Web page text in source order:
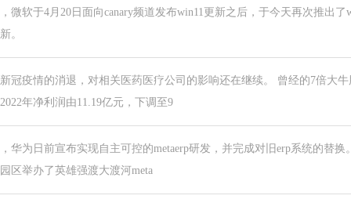
，微软于4月20日面向canary频道发布win11更新之后，于今天再次推出了
新。
新冠疫情的消退，对相关医药医疗公司的影响还在继续。 曾经的7倍大
2022年净利润由11.19亿元，下调至9
，华为日前宣布实现自主可控的metaerp研发，并完成对旧erp系统的替
园区举办了英雄强渡大渡河meta